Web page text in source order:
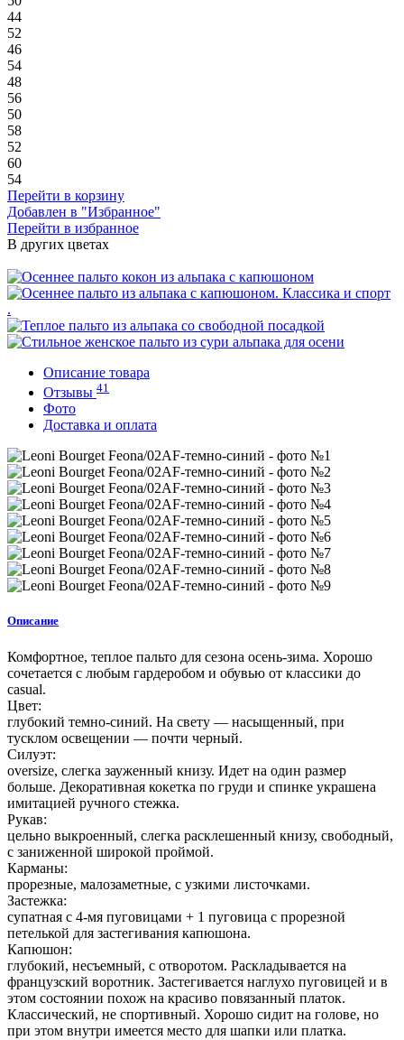
44
52
46
54
48
56
50
58
52
60
54
Перейти в корзину
Добавлен в "Избранное"
Перейти в избранное
В других цветах
Описание товара
Отзывы 41
Фото
Доставка и оплата
Описание
Комфортное, теплое пальто для сезона осень-зима. Хорошо
сочетается с любым гардеробом и обувью от классики до
casual.
Цвет:
глубокий темно-синий. На свету — насыщенный, при
тусклом освещении — почти черный.
Силуэт:
oversize, слегка зауженный книзу. Идет на один размер
больше. Декоративная кокетка по груди и спинке украшена
имитацией ручного стежка.
Рукав:
цельно выкроенный, слегка расклешенный книзу, свободный,
с заниженной широкой проймой.
Карманы:
прорезные, малозаметные, с узкими листочками.
Застежка:
супатная с 4-мя пуговицами + 1 пуговица с прорезной
петелькой для застегивания капюшона.
Капюшон:
глубокий, несъемный, с отворотом. Раскладывается на
французский воротник. Застегивается наглухо пуговицей и в
этом состоянии похож на красиво повязанный платок.
Классический, не спортивный. Хорошо сидит на голове, но
при этом внутри имеется место для шапки или платка.